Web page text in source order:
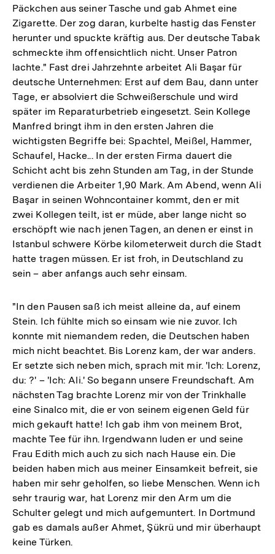
Päckchen aus seiner Tasche und gab Ahmet eine
Zigarette. Der zog daran, kurbelte hastig das Fenster
herunter und spuckte kräftig aus. Der deutsche Tabak
schmeckte ihm offensichtlich nicht. Unser Patron
lachte." Fast drei Jahrzehnte arbeitet Ali Başar für
deutsche Unternehmen: Erst auf dem Bau, dann unter
Tage, er absolviert die Schweißerschule und wird
später im Reparaturbetrieb eingesetzt. Sein Kollege
Manfred bringt ihm in den ersten Jahren die
wichtigsten Begriffe bei: Spachtel, Meißel, Hammer,
Schaufel, Hacke... In der ersten Firma dauert die
Schicht acht bis zehn Stunden am Tag, in der Stunde
verdienen die Arbeiter 1,90 Mark. Am Abend, wenn Ali
Başar in seinen Wohncontainer kommt, den er mit
zwei Kollegen teilt, ist er müde, aber lange nicht so
erschöpft wie nach jenen Tagen, an denen er einst in
Istanbul schwere Körbe kilometerweit durch die Stadt
hatte tragen müssen. Er ist froh, in Deutschland zu
sein – aber anfangs auch sehr einsam.
"In den Pausen saß ich meist alleine da, auf einem
Stein. Ich fühlte mich so einsam wie nie zuvor. Ich
konnte mit niemandem reden, die Deutschen haben
mich nicht beachtet. Bis Lorenz kam, der war anders.
Er setzte sich neben mich, sprach mit mir. 'Ich: Lorenz,
du: ?' – 'Ich: Ali.' So begann unsere Freundschaft. Am
nächsten Tag brachte Lorenz mir von der Trinkhalle
eine Sinalco mit, die er von seinem eigenen Geld für
mich gekauft hatte! Ich gab ihm von meinem Brot,
machte Tee für ihn. Irgendwann luden er und seine
Frau Edith mich auch zu sich nach Hause ein. Die
beiden haben mich aus meiner Einsamkeit befreit, sie
haben mir sehr geholfen, so liebe Menschen. Wenn ich
sehr traurig war, hat Lorenz mir den Arm um die
Schulter gelegt und mich aufgemuntert. In Dortmund
gab es damals außer Ahmet, Şükrü und mir überhaupt
keine Türken.